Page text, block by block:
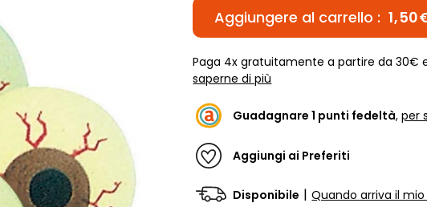
Aggiungere al carrello :
Paga 4x gratuitamente a partire da 30€
saperne di più
Guadagnare1 punti fedeltà,per
Aggiungi ai Preferiti
Disponibile | Quando arriva il